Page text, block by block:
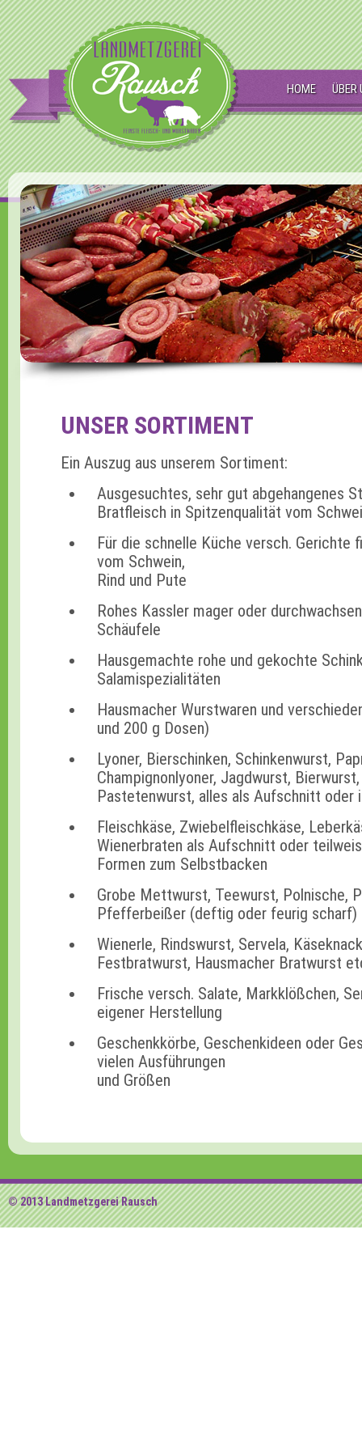
HOME ÜBER
UNSER SORTIMENT
Ein Auszug aus unserem Sortiment:
Ausgesuchtes, sehr gut abgehangenes
Bratfleisch in Spitzenqualität vom
Für die schnelle Küche versch. Gerichte
vom Schwein,
Rind und Pute
Rohes Kassler mager oder
Schäufele
Hausgemachte rohe und gekochte
Salamispezialitäten
Hausmacher Wurstwaren und
und 200 g Dosen)
Lyoner, Bierschinken, Schinkenwurst,
Champignonlyoner, Jagdwurst,
Pastetenwurst, alles als Aufschnitt oder
Fleischkäse, Zwiebelfleischkäse,
Wienerbraten als Aufschnitt oder
Formen zum Selbstbacken
Grobe Mettwurst, Teewurst, Polnische,
Pfefferbeißer (deftig oder feurig scharf)
Wienerle, Rindswurst, Servela,
Festbratwurst, Hausmacher Bratwurst
Frische versch. Salate, Markklößchen,
eigener Herstellung
Geschenkkörbe, Geschenkideen oder
vielen Ausführungen
und Größen
© 2013 Landmetzgerei Rausch